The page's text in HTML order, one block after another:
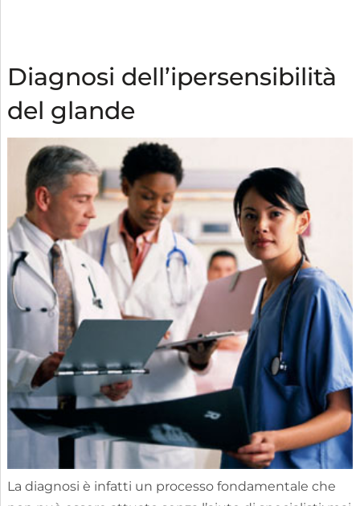
Diagnosi dell’ipersensibilità
del glande
La diagnosi è infatti un processo fondamentale che